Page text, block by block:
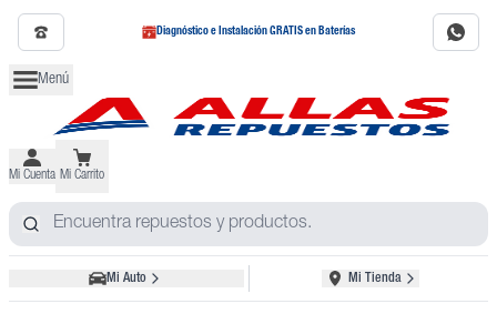
Diagnóstico e Instalación GRATIS en Baterías
Menú
Mi Cuenta Mi Carrito
Mi Auto Mi Tienda